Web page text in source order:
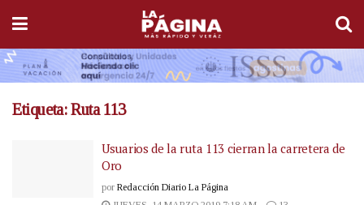
Etiqueta:Ruta 113
Usuarios de la ruta 113 cierran la carretera de
Oro
por Redacción Diario La Página